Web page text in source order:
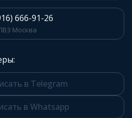
666-91-26
Москва
в Telegram
в Whatsapp